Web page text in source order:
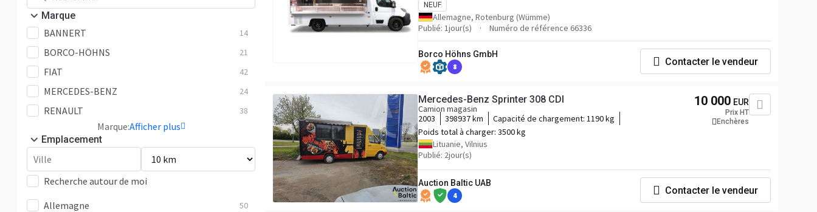
Marque
BANNERT 14
BORCO-HÖHNS 21
FIAT 42
MERCEDES-BENZ 24
RENAULT 38
Marque:Afficher plus
Emplacement
Recherche autour de moi
Allemagne
50
NEUF
Allemagne, Rotenburg (Wümme)
Publié: 1jour(s)
Numéro de référence 66336
Borco Höhns GmbH
8 Contacter le vendeur
Mercedes-Benz Sprinter 308 CDI
Camion magasin
2003
398937 km Capacité de chargement: 1190 kg
Poids total à charger: 3500 kg
Lituanie, Vilnius
Publié: 2jour(s)
10 000 EUR
Prix HT
Enchères
Auction Baltic UAB
4 Contacter le vendeur